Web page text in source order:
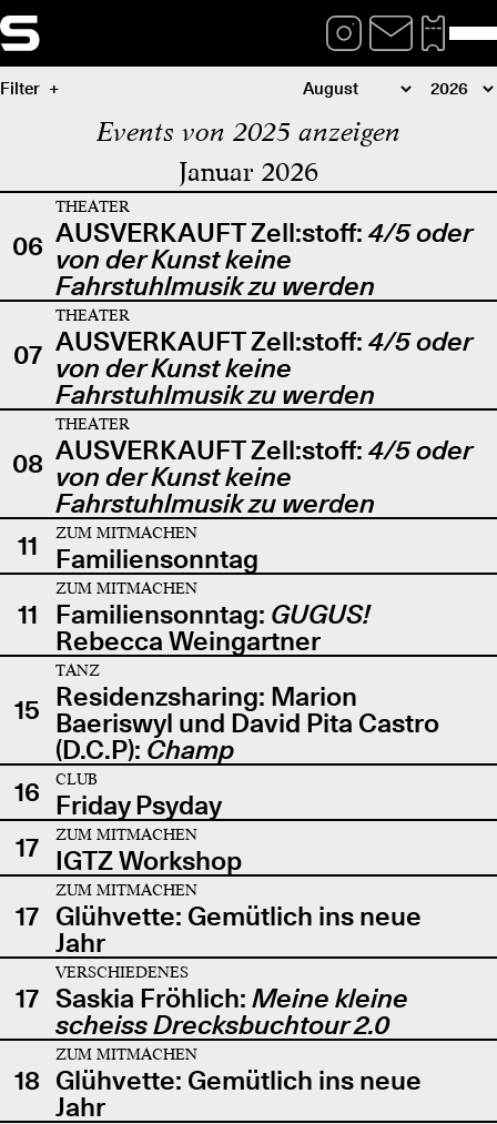
Filter
Events von 2025 anzeigen
Januar 2026
06
THEATER
AUSVERKAUFT Zell:stoff: 4/5 oder
von der Kunst keine
Fahrstuhlmusik zu werden
07
THEATER
AUSVERKAUFT Zell:stoff: 4/5 oder
von der Kunst keine
Fahrstuhlmusik zu werden
08
THEATER
AUSVERKAUFT Zell:stoff: 4/5 oder
von der Kunst keine
Fahrstuhlmusik zu werden
11
ZUM MITMACHEN
Familiensonntag
11
ZUM MITMACHEN
Familiensonntag: GUGUS!
Rebecca Weingartner
15
TANZ
Residenzsharing: Marion
Baeriswyl und David Pita Castro
(D.C.P): Champ
16
CLUB
Friday Psyday
17
ZUM MITMACHEN
IGTZ Workshop
17
ZUM MITMACHEN
Glühvette: Gemütlich ins neue
Jahr
17
VERSCHIEDENES
Saskia Fröhlich: Meine kleine
scheiss Drecksbuchtour 2.0
18
ZUM MITMACHEN
Glühvette: Gemütlich ins neue
Jahr